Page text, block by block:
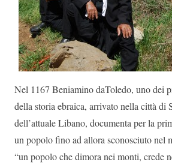
Nel 1167 Beniamino daToledo, uno dei
della storia ebraica, arrivato nella città di
dell’attuale Libano, documenta per la
un popolo fino ad allora sconosciuto nel
“un popolo che dimora nei monti, crede